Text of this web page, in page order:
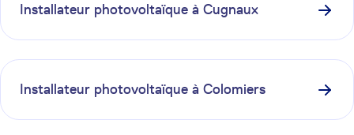
Installateur photovoltaïque à Cugnaux
Installateur photovoltaïque à Colomiers